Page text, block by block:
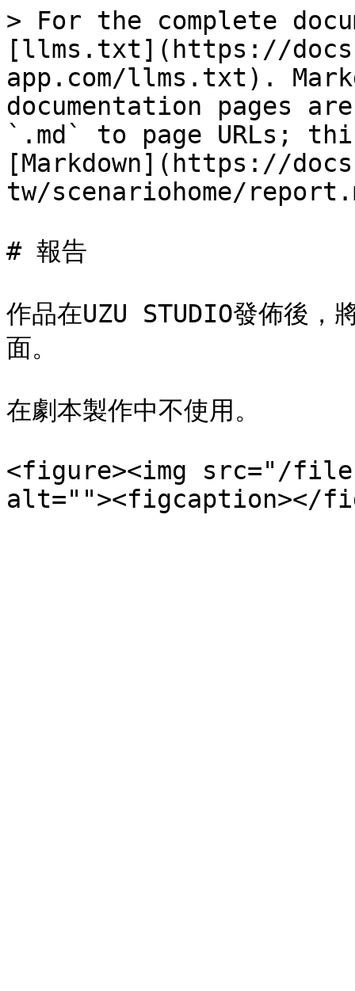
> For the complete
[llms.txt](https://
app.com/llms.txt).
documentation pages
`.md` to page URLs;
[Markdown](https://
tw/scenariohome/
# 報告
作品在UZU STUDIO發佈後，
面。
在劇本製作中不使用。
<figure><img src="/files/